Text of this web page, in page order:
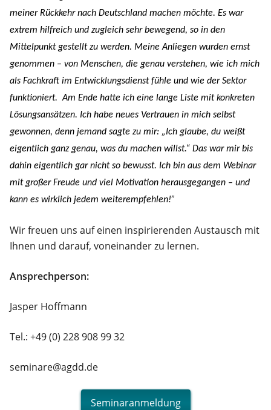
meiner Rückkehr nach Deutschland machen möchte. Es war
extrem hilfreich und zugleich sehr bewegend, so in den
Mittelpunkt gestellt zu werden. Meine Anliegen wurden ernst
genommen – von Menschen, die genau verstehen, wie ich mich
als Fachkraft im Entwicklungsdienst fühle und wie der Sektor
funktioniert. Am Ende hatte ich eine lange Liste mit konkreten
Lösungsansätzen. Ich habe neues Vertrauen in mich selbst
gewonnen, denn jemand sagte zu mir: „Ich glaube, du weißt
eigentlich ganz genau, was du machen willst.“ Das war mir bis
dahin eigentlich gar nicht so bewusst. Ich bin aus dem Webinar
mit großer Freude und viel Motivation herausgegangen – und
kann es wirklich jedem weiterempfehlen!”
Wir freuen uns auf einen inspirierenden Austausch mit
Ihnen und darauf, voneinander zu lernen.
Ansprechperson:
Jasper Hoffmann
Tel.: +49 (0) 228 908 99 32
seminare@agdd.de
Seminaranmeldung